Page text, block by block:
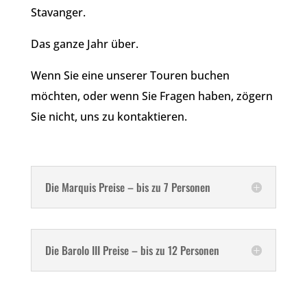
Stavanger.
Das ganze Jahr über.
Wenn Sie eine unserer Touren buchen
möchten, oder wenn Sie Fragen haben, zögern
Sie nicht, uns zu kontaktieren.
Die Marquis Preise – bis zu 7 Personen
Die Barolo III Preise – bis zu 12 Personen